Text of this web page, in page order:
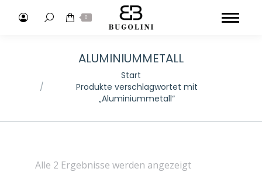
Search: 0
ALUMINIUMMETALL
Sie befinden sich hier:Start
Produkte verschlagwortet mit
„Aluminiummetall“
Alle 2 Ergebnisse werden angezeigt